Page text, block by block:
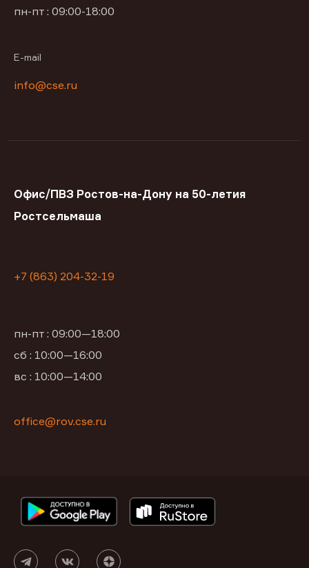
пн-пт : 09:00-18:00
E-mail
info@cse.ru
Офис/ПВЗ Ростов-на-Дону на 50-летия
Ростсельмаша
+7 (863) 204-32-19
пн-пт : 09:00—18:00
сб : 10:00—16:00
вс : 10:00—14:00
office@rov.cse.ru